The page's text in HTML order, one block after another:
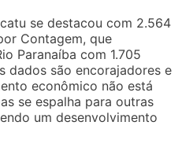
se destacou com 2.564
Contagem, que
Paranaíba com 1.705
dados são encorajadores e
econômico não está
se espalha para outras
um desenvolvimento